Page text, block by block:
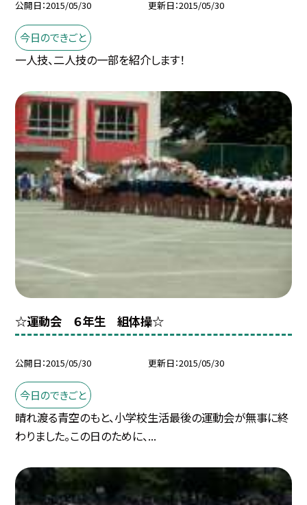
公開日 2015/05/30 更新日 2015/05/30
今日のできごと
一人技、二人技の一部を紹介します！
☆運動会 ６年生 組体操☆
公開日 2015/05/30 更新日 2015/05/30
今日のできごと
晴れ渡る青空のもと、小学校生活最後の運動会が無事に終
わりました。この日のために、...